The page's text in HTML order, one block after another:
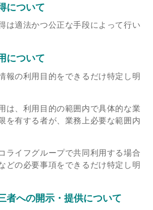
について
は適法かつ公正な手段によって行い
について
報の利用目的をできるだけ特定し明
は、利用目的の範囲内で具体的な業
を有する者が、業務上必要な範囲内
ライフグループで共同利用する場合
どの必要事項をできるだけ特定し明
者への開示・提供について